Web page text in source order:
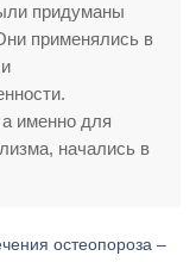
придуманы
применялись в
именно для
начались в
остеопороза –